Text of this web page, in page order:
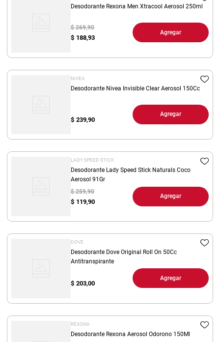
Desodorante Rexona Men Xtracool Aerosol 250ml
$ 188,93
$ 269,90
Agregar
NIVEA
Desodorante Nivea Invisible Clear Aerosol 150Cc
$ 239,90
Agregar
LADY SPEED STICK
Desodorante Lady Speed Stick Naturals Coco
Aerosol 91Gr
$ 119,90
$ 259,90
Agregar
DOVE
Desodorante Dove Original Roll On 50Cc
Antitranspirante
$ 203,00
Agregar
REXONA
Desodorante Rexona Aerosol Odorono 150Ml